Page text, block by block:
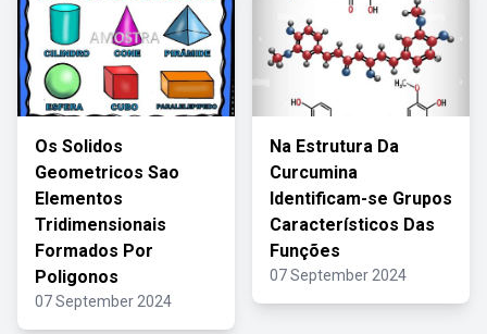
Os Solidos
Geometricos Sao
Elementos
Tridimensionais
Formados Por
Poligonos
07 September 2024
Na Estrutura Da
Curcumina
Identificam-se Grupos
Característicos Das
Funções
07 September 2024